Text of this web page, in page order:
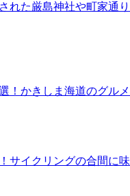
れた厳島神社や町家通り
！かきしま海道のグルメ
サイクリングの合間に味